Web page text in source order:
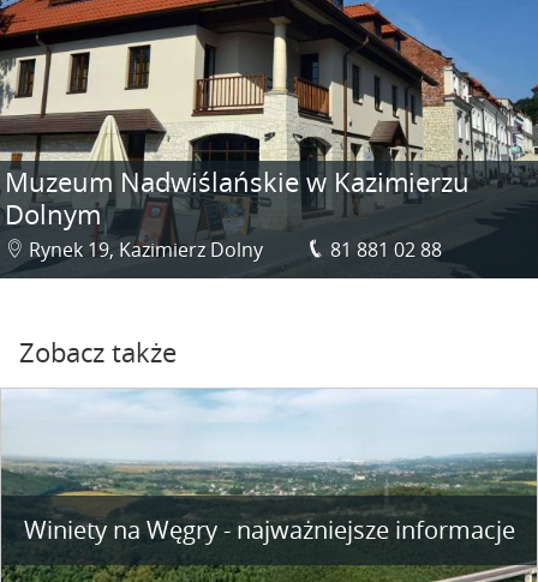
Muzeum Nadwiślańskie w Kazimierzu
Dolnym
Rynek 19, Kazimierz Dolny 81 881 02 88
Zobacz także
Winiety na Węgry - najważniejsze informacje